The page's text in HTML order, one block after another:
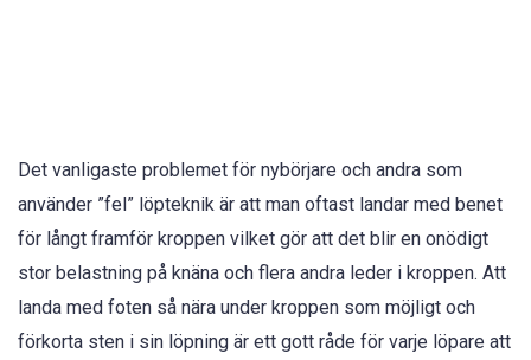
Det vanligaste problemet för nybörjare och andra som
använder ”fel” löpteknik är att man oftast landar med benet
för långt framför kroppen vilket gör att det blir en onödigt
stor belastning på knäna och flera andra leder i kroppen. Att
landa med foten så nära under kroppen som möjligt och
förkorta sten i sin löpning är ett gott råde för varje löpare att